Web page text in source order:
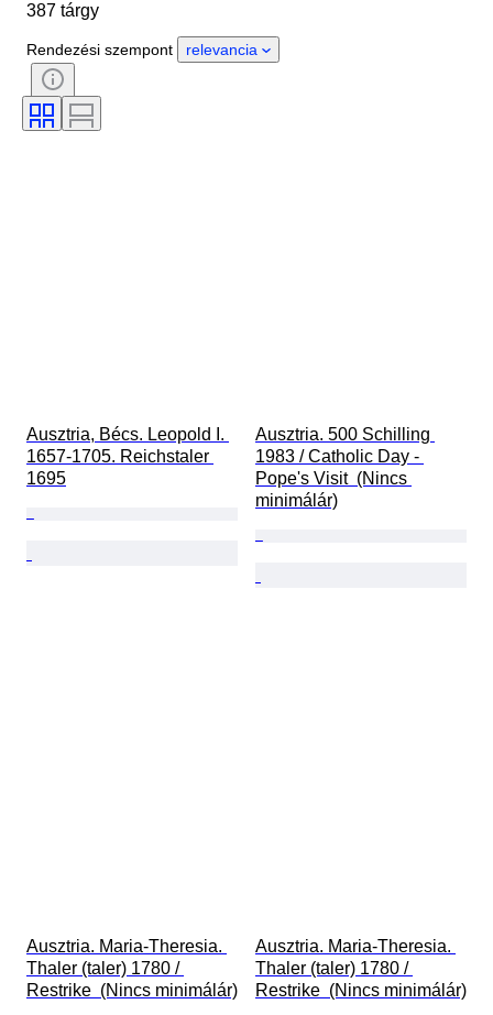
Állapot
Korszak
Érme típusa
Uralkodó/korszak
387 tárgy
Rendezési szempont relevancia
Ausztria, Bécs. Leopold I.
1657-1705. Reichstaler
1695
Ausztria. 500 Schilling
1983 / Catholic Day -
Pope's Visit  (Nincs
minimálár)
Ausztria. Maria-Theresia.
Thaler (taler) 1780 /
Restrike  (Nincs minimálár)
Ausztria. Maria-Theresia.
Thaler (taler) 1780 /
Restrike  (Nincs minimálár)